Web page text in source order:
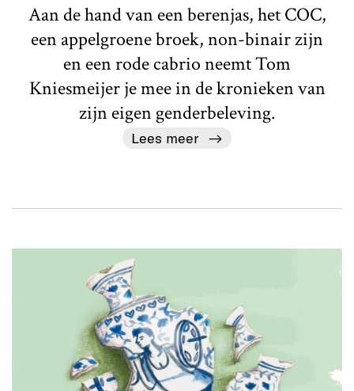
Aan de hand van een berenjas, het COC,
een appelgroene broek, non-binair zijn
en een rode cabrio neemt Tom
Kniesmeijer je mee in de kronieken van
zijn eigen genderbeleving.
Lees meer